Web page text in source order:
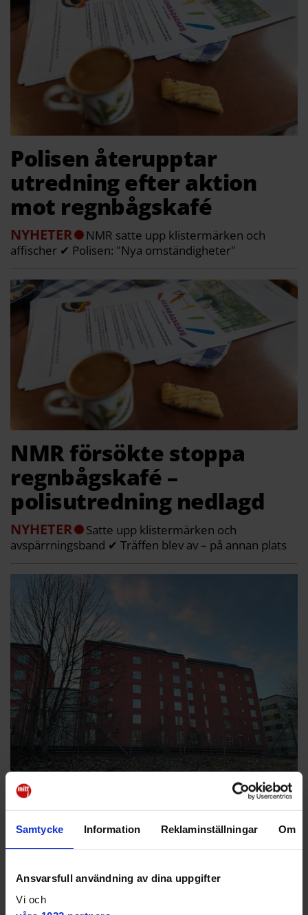
Samtycke Information Reklaminställningar Om
Ansvarsfull användning av dina uppgifter
Vi och
Polisen återupptar
utredning efter aktion
mot regnbågskafé
NYHETER
NMR satte upp klistermärken och
affischer ✔ Polisen: "Nya omständigheter"
NMR försökte stoppa
regnbågskafé –
polisutredning nedlagd
NYHETER
Satte upp klistermärken och
avspärrningsband ✔ Träffen blev av – på annan plats
Gruppbostad flyttar – SD
kritiska: "Borde skjutit på
Tycker lägenheterna för små och dyra
✔ LSS-boendet flyttar inom Svedmyra